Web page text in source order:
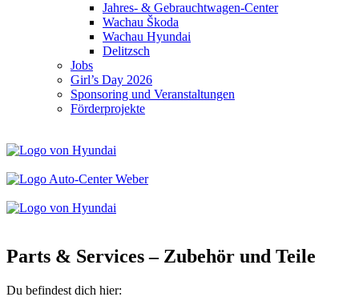
Jahres- & Gebrauchtwagen-Center
Wachau Škoda
Wachau Hyundai
Delitzsch
Jobs
Girl’s Day 2026
Sponsoring und Veranstaltungen
Förderprojekte
Parts & Services – Zubehör und Teile
Du befindest dich hier: